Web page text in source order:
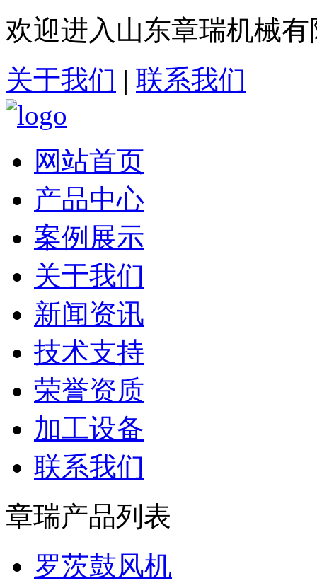
欢迎进入山东章瑞机械
关于我们 | 联系我们
网站首页
产品中心
案例展示
关于我们
新闻资讯
技术支持
荣誉资质
加工设备
联系我们
章瑞产品列表
罗茨鼓风机